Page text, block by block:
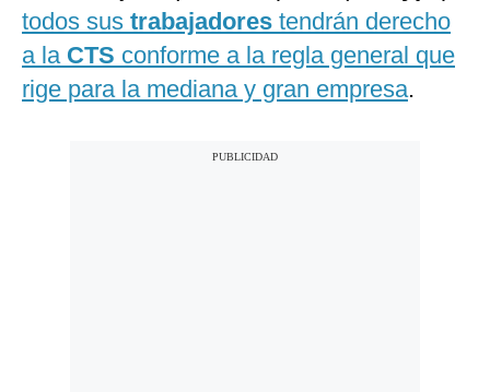
todos sus trabajadores tendrán derecho
a la CTS conforme a la regla general que
rige para la mediana y gran empresa.